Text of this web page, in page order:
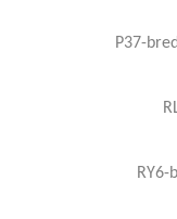
P37-